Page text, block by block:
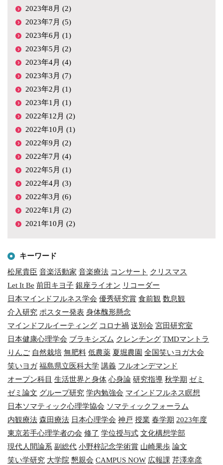
2023年8月 (2)
2023年7月 (5)
2023年6月 (1)
2023年5月 (2)
2023年4月 (4)
2023年3月 (7)
2023年2月 (1)
2023年1月 (1)
2022年12月 (2)
2022年10月 (1)
2022年9月 (2)
2022年7月 (4)
2022年5月 (1)
2022年4月 (3)
2022年3月 (6)
2022年1月 (2)
2021年10月 (2)
キーワード
松尾貴臣 音楽活動家 音楽療法 コンサート クリスマス
Let It Be 前田キヨ子 銀座ライオン リコーダー
日本マインドフルネス学会 優秀研究賞 食前観 数息観
介入研究 ポスター発表 身体醜形懸念
マインドフルイーティング コロナ禍 送別会 宮田研究室
日本健康心理学会 ブラキシズム クレンチング TMDマントラ
りんご 自然栽培 無肥料 低農薬 夏堀農園 全国笑いヨガ大会
笑いヨガ 福島県立医科大学 講義 フルオンデマンド
オープン科目 生活世界と身体 心身論 研究指導 秋学期 ゼミ
ゼミ論文 グループ研究 学内勉強会 マインドフルネス瞑想
日本ソマティック心理学協会 ソマティックフォーラム
内観療法 森田療法 日本心理学会 神戸 授業 春学期 2023年度
東京若手心理学者の会 修了 学位授与式 文化構想学部
現代人間論系 副総代 小野梓記念学術賞 山崎果歩 論文
笑い学研究 大学院 懇親会 CAMPUS NOW 広報課 芹澤幸彦